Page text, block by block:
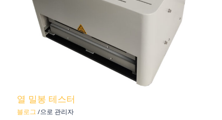
열 밀봉 테스터
블로그 /으로 관리자